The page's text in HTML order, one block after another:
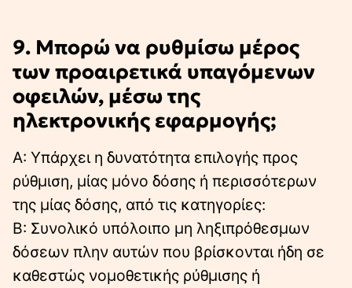
9. Μπορώ να ρυθμίσω μέρος
των προαιρετικά υπαγόμενων
οφειλών, μέσω της
ηλεκτρονικής εφαρμογής;
Α: Υπάρχει η δυνατότητα επιλογής προς
ρύθμιση, μίας μόνο δόσης ή περισσότερων
της μίας δόσης, από τις κατηγορίες:
Β: Συνολικό υπόλοιπο μη ληξιπρόθεσμων
δόσεων πλην αυτών που βρίσκονται ήδη σε
καθεστώς νομοθετικής ρύθμισης ή